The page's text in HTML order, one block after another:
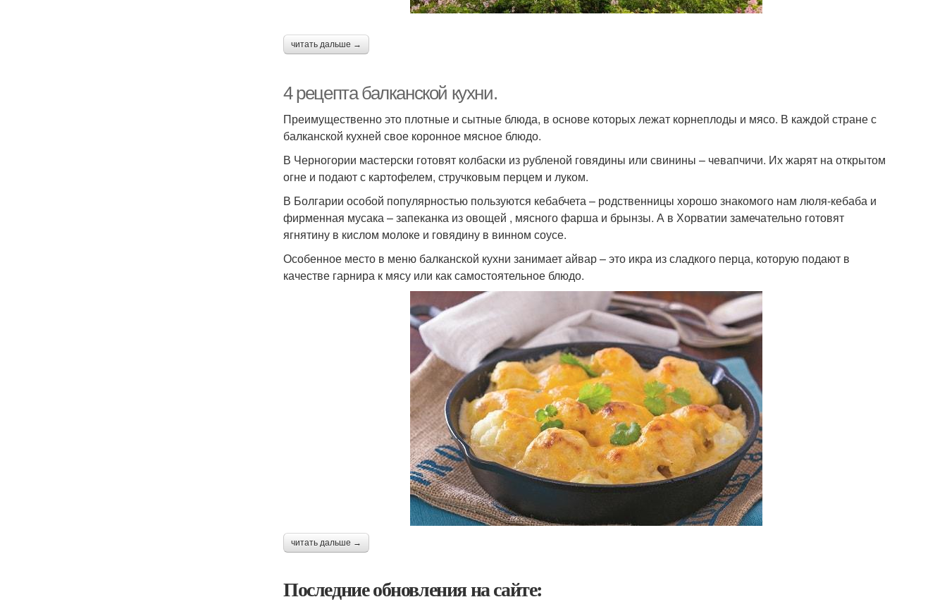
читать дальше →
4 рецепта балканской кухни.
Преимущественно это плотные и сытные блюда, в основе которых лежат корнеплоды и мясо. В каждой стране с
балканской кухней свое коронное мясное блюдо.
В Черногории мастерски готовят колбаски из рубленой говядины или свинины – чевапчичи. Их жарят на открытом
огне и подают с картофелем, стручковым перцем и луком.
В Болгарии особой популярностью пользуются кебабчета – родственницы хорошо знакомого нам люля-кебаба и
фирменная мусака – запеканка из овощей , мясного фарша и брынзы. А в Хорватии замечательно готовят
ягнятину в кислом молоке и говядину в винном соусе.
Особенное место в меню балканской кухни занимает айвар – это икра из сладкого перца, которую подают в
качестве гарнира к мясу или как самостоятельное блюдо.
читать дальше →
Последние обновления на сайте: